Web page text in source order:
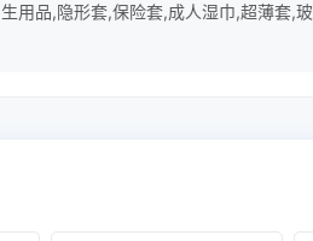
生用品,隐形套,保险套,成人湿巾,超薄套,